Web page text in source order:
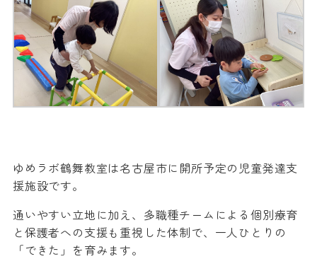
ゆめラボ鶴舞教室は名古屋市に開所予定の児童発達支
援施設です。
通いやすい立地に加え、多職種チームによる個別療育
と保護者への支援も重視した体制で、一人ひとりの
「できた」を育みます。